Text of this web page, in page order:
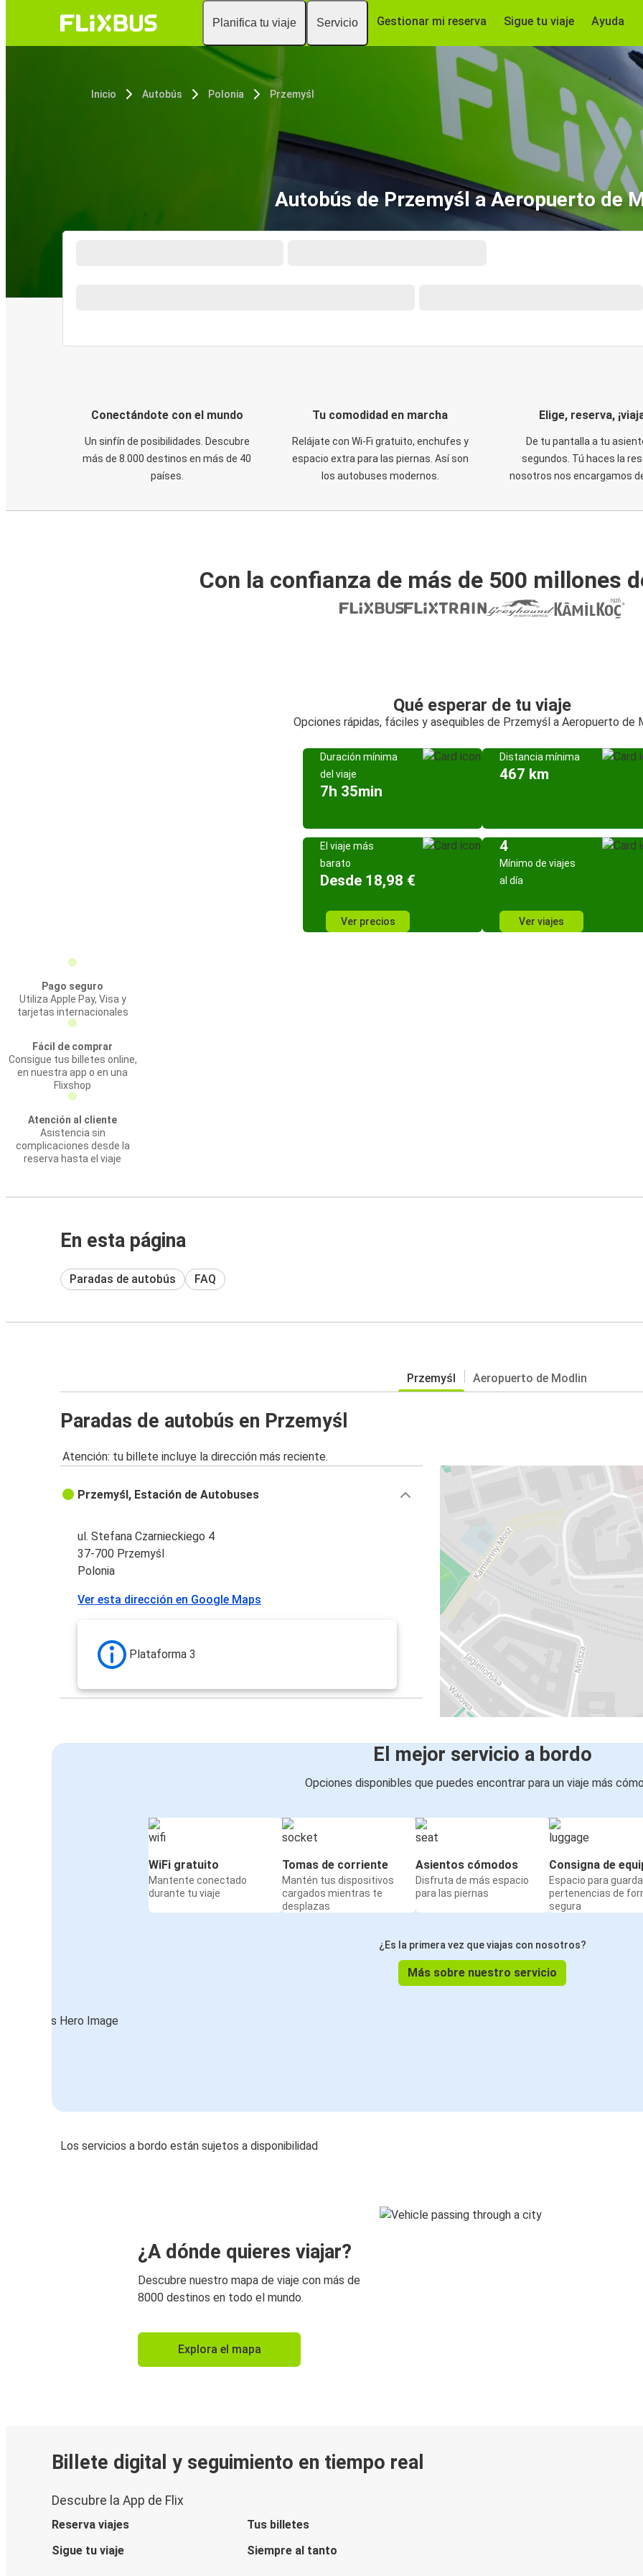
Planifica tu viaje Servicio Gestionar mi reserva Sigue tu viaje Ayuda
Inicio Autobús Polonia Przemyśl
Autobús de Przemyśl a Aeropuerto de
Conectándote con el mundo
Un sinfín de posibilidades. Descubre
más de 8.000 destinos en más de 40
países.
Tu comodidad en marcha
Relájate con Wi-Fi gratuito, enchufes y
espacio extra para las piernas. Así son
los autobuses modernos.
Elige, reserva,
De tu pantalla a tu
segundos. Tú haces la
nosotros nos encargamos
Con la confianza de más de 500 millones
Qué esperar de tu viaje
Opciones rápidas, fáciles y asequibles de Przemyśl a Aeropuerto de
Duración mínima
del viaje
7h 35min
Distancia mínima
467 km
El viaje más
barato
Desde 18,98 €
Ver precios
4
Mínimo de viajes
al día
Ver viajes
Pago seguro
Utiliza Apple Pay, Visa y
tarjetas internacionales
Fácil de comprar
Consigue tus billetes online,
en nuestra app o en una
Flixshop
Atención al cliente
Asistencia sin
complicaciones desde la
reserva hasta el viaje
En esta página
Paradas de autobús FAQ
Przemyśl Aeropuerto de Modlin
Paradas de autobús en Przemyśl
Atención: tu billete incluye la dirección más reciente.
Przemyśl, Estación de Autobuses
ul. Stefana Czarnieckiego 4
37-700 Przemyśl
Polonia
Ver esta dirección en Google Maps
Plataforma 3
El mejor servicio a bordo
Opciones disponibles que puedes encontrar para un viaje más
WiFi gratuito
Mantente conectado
durante tu viaje
Tomas de corriente
Mantén tus dispositivos
cargados mientras te
desplazas
Asientos cómodos
Disfruta de más espacio
para las piernas
Consigna de
Espacio para
pertenencias de
segura
¿Es la primera vez que viajas con nosotros?
Más sobre nuestro servicio
Los servicios a bordo están sujetos a disponibilidad
¿A dónde quieres viajar?
Descubre nuestro mapa de viaje con más de
8000 destinos en todo el mundo.
Explora el mapa
Billete digital y seguimiento en tiempo real
Descubre la App de Flix
Reserva viajes
Tus billetes
Sigue tu viaje
Siempre al tanto